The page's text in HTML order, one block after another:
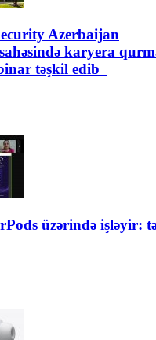
Azerbaijan
karyera
təşkil edib
üzərində işləyir: